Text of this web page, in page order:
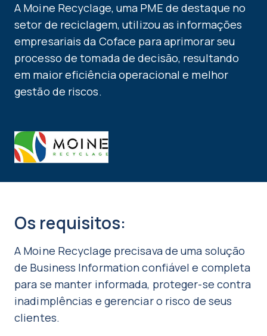
A Moine Recyclage, uma PME de destaque no
setor de reciclagem, utilizou as informações
empresariais da Coface para aprimorar seu
processo de tomada de decisão, resultando
em maior eficiência operacional e melhor
gestão de riscos.
Os requisitos:
A Moine Recyclage precisava de uma solução
de Business Information confiável e completa
para se manter informada, proteger-se contra
inadimplências e gerenciar o risco de seus
clientes.